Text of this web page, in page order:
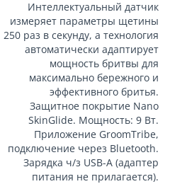
Интеллектуальный датчик
измеряет параметры щетины
250 раз в секунду, а технология
автоматически адаптирует
мощность бритвы для
максимально бережного и
эффективного бритья.
Защитное покрытие Nano
SkinGlide. Мощность: 9 Вт.
Приложение GroomTribe,
подключение через Bluetooth.
Зарядка ч/з USB-A (адаптер
питания не прилагается).